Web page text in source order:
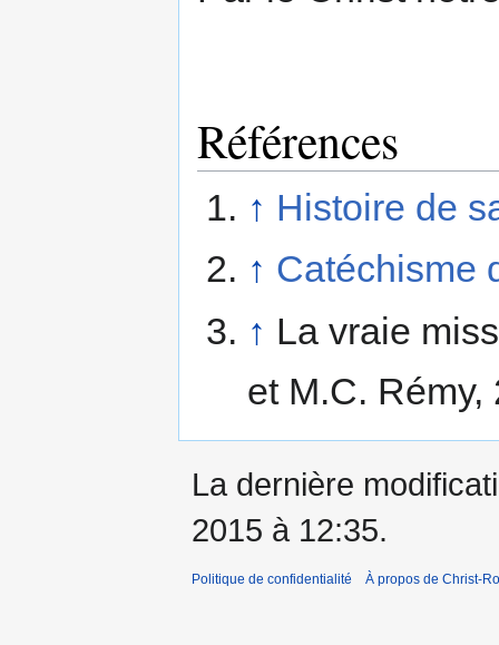
Références
↑ Histoire de
↑ Catéchisme
↑ La vraie
et M.C. Rémy,
La dernière
2015 à 12:35.
Politique de confidentialité À propos de Christ-